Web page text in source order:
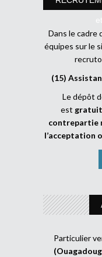
Dans le cadre
équipes sur le
(15)
Le dépôt
est gratuit
contrepartie
l’acceptation
Particulier